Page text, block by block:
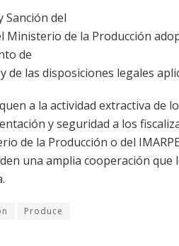
Sanción del
Ministerio de la Producción
de
las disposiciones legales
a la actividad extractiva de
y seguridad a los
de la Producción o del
una amplia cooperación
Produce